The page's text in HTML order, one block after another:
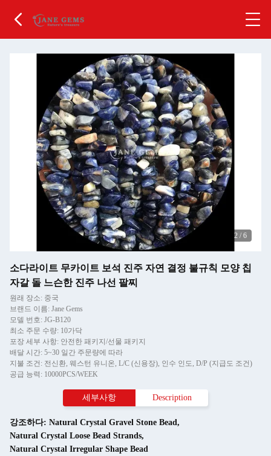
2 / 6
소다라이트 무카이트 보석 진주 자연 결정 불규칙 모양 칩
자갈 돌 느슨한 진주 나선 팔찌
원래 장소: 중국
브랜드 이름: Jane Gems
모델 번호: JG-B120
최소 주문 수량: 10가닥
포장 세부 사항: 안전한 패키지/선물 패키지
배달 시간: 5~30 일간 주문량에 따라
지불 조건: 전신환, 웨스턴 유니온, L/C (신용장), 인수 인도, D/P (지급도 조건)
공급 능력: 10000PCS/WEEK
세부사항 Description
강조하다: Natural Crystal Gravel Stone Bead,
Natural Crystal Loose Bead Strands,
Natural Crystal Irregular Shape Bead